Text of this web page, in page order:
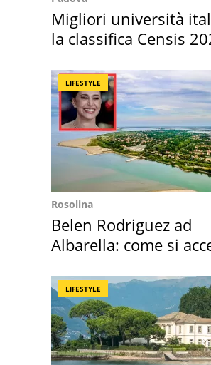
Migliori università
la classifica Censis
LIFESTYLE
Rosolina
Belen Rodriguez ad
Albarella: come si
LIFESTYLE